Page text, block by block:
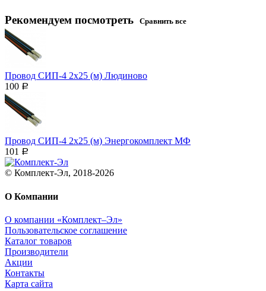
Рекомендуем посмотреть Сравнить все
Провод СИП-4 2х25 (м) Людиново
100 Р
Провод СИП-4 2х25 (м) Энергокомплект МФ
101
Р
© Комплект-Эл, 2018-2026
О Компании
О компании «Комплект–Эл»
Пользовательское соглашение
Каталог товаров
Производители
Акции
Контакты
Карта сайта